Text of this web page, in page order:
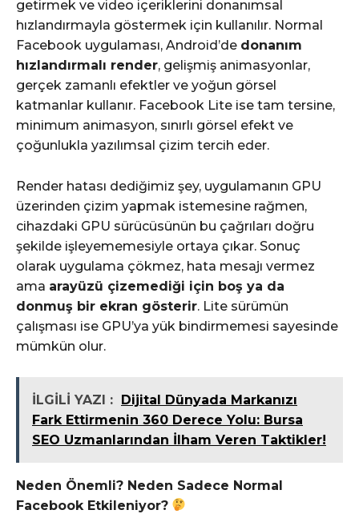
getirmek ve video içeriklerini donanımsal
hızlandırmayla göstermek için kullanılır. Normal
Facebook uygulaması, Android’de donanım
hızlandırmalı render, gelişmiş animasyonlar,
gerçek zamanlı efektler ve yoğun görsel
katmanlar kullanır. Facebook Lite ise tam tersine,
minimum animasyon, sınırlı görsel efekt ve
çoğunlukla yazılımsal çizim tercih eder.
Render hatası dediğimiz şey, uygulamanın GPU
üzerinden çizim yapmak istemesine rağmen,
cihazdaki GPU sürücüsünün bu çağrıları doğru
şekilde işleyememesiyle ortaya çıkar. Sonuç
olarak uygulama çökmez, hata mesajı vermez
ama arayüzü çizemediği için boş ya da
donmuş bir ekran gösterir. Lite sürümün
çalışması ise GPU’ya yük bindirmemesi sayesinde
mümkün olur.
İLGİLİ YAZI : Dijital Dünyada Markanızı
Fark Ettirmenin 360 Derece Yolu: Bursa
SEO Uzmanlarından İlham Veren Taktikler!
Neden Önemli? Neden Sadece Normal
Facebook Etkileniyor?